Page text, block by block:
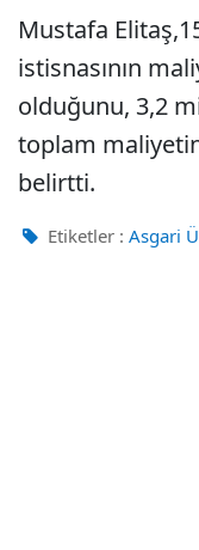
Mustafa
istisnasının
olduğunu, 3,2
toplam
belirtti.
Etiketler : Asgari